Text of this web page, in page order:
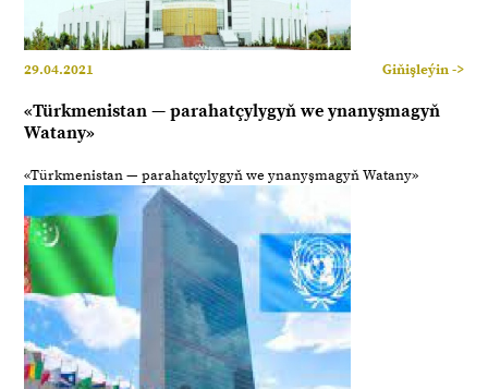
29.04.2021 Giňişleýin ->
«Türkmenistan — parahatçylygyň we ynanyşmagyň
Watany»
«Türkmenistan — parahatçylygyň we ynanyşmagyň Watany»